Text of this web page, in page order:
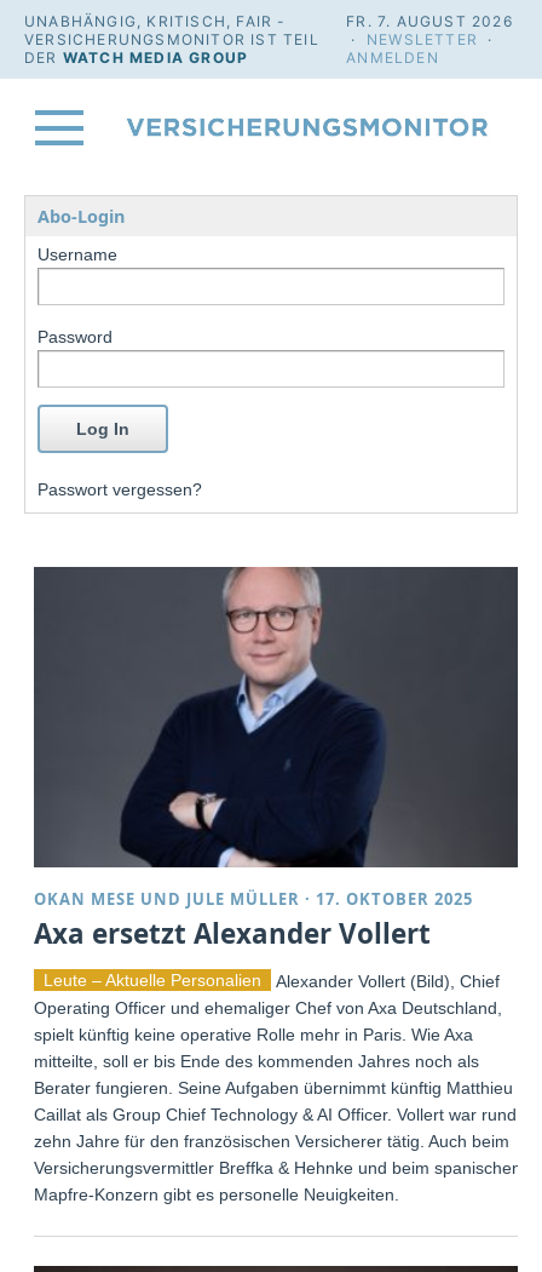
UNABHÄNGIG, KRITISCH, FAIR -
VERSICHERUNGSMONITOR IST TEIL
DER WATCH MEDIA GROUP
FR. 7. AUGUST 2026
· NEWSLETTER
·
ANMELDEN
Abo-Login
Username
Password
Passwort vergessen?
OKAN MESE UND JULE MÜLLER · 17. OKTOBER 2025
Axa ersetzt Alexander Vollert
Leute – Aktuelle Personalien
Alexander Vollert (Bild), Chief
Operating Officer und ehemaliger Chef von Axa Deutschland,
spielt künftig keine operative Rolle mehr in Paris. Wie Axa
mitteilte, soll er bis Ende des kommenden Jahres noch als
Berater fungieren. Seine Aufgaben übernimmt künftig Matthieu
Caillat als Group Chief Technology & AI Officer. Vollert war rund
zehn Jahre für den französischen Versicherer tätig. Auch beim
Versicherungsvermittler Breffka & Hehnke und beim spanischen
Mapfre-Konzern gibt es personelle Neuigkeiten.